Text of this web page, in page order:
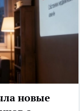
новые